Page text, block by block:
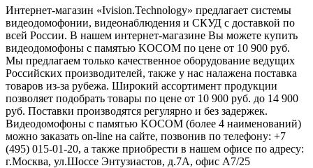
Интернет-магазин «Ivision.Technology» предлагает системы
видеодомофонии, видеонаблюдения и СКУД с доставкой по
всей России. В нашем интернет-магазине Вы можете купить
видеодомофоны с памятью KOCOM по цене от 10 900 руб.
Мы предлагаем только качественное оборудование ведущих
Российских производителей, также у нас налажена поставка
товаров из-за рубежа. Широкий ассортимент продукции
позволяет подобрать товары по цене от 10 900 руб. до 14 900
руб. Поставки производятся регулярно и без задержек.
Видеодомофоны с памятью KOCOM (более 4 наименований)
можно заказать on-line на сайте, позвонив по телефону: +7
(495) 015-01-20, а также приобрести в нашем офисе по адресу:
г.Москва, ул.Шоссе Энтузиастов, д.7А, офис А7/25